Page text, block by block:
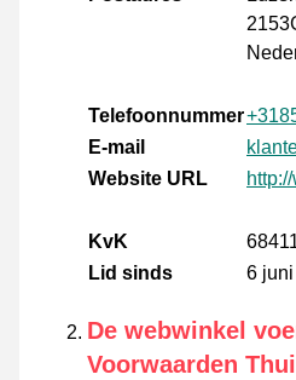
Telefoonnummer
E-mail
Website URL
KvK
Lid sinds
6
De webwinkel
Voorwaarden